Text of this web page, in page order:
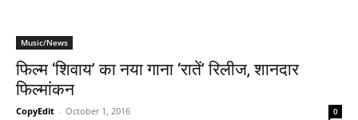
Music/News
फिल्‍म ‘शिवाय’ का नया गाना ‘रातें’ रिलीज, शानदार
फिल्‍मांकन
CopyEdit - October 1, 2016 0